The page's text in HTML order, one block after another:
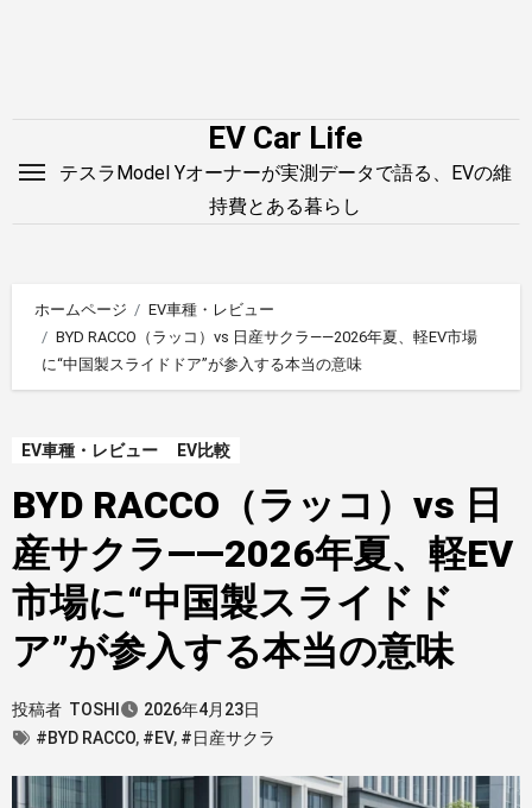
EV Car Life
テスラModel Yオーナーが実測データで語る、EVの維
持費とある暮らし
ホームページ
EV車種・レビュー
BYD RACCO（ラッコ）vs 日産サクラ——2026年夏、軽EV市場
に“中国製スライドドア”が参入する本当の意味
EV車種・レビュー EV比較
BYD RACCO（ラッコ）vs 日
産サクラ——2026年夏、軽EV
市場に“中国製スライドド
ア”が参入する本当の意味
投稿者 TOSHI
2026年4月23日
#BYD RACCO, #EV, #日産サクラ